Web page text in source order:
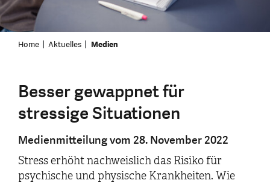
Home Aktuelles Medien
Besser gewappnet für
stressige Situationen
Medienmitteilung vom 28. November 2022
Stress erhöht nachweislich das Risiko für
psychische und physische Krankheiten. Wie